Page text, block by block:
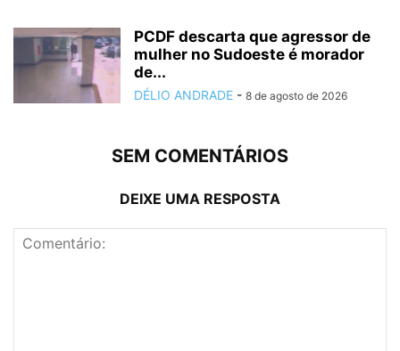
PCDF descarta que agressor de
mulher no Sudoeste é morador
de...
DÉLIO ANDRADE - 8 de agosto de 2026
SEM COMENTÁRIOS
DEIXE UMA RESPOSTA